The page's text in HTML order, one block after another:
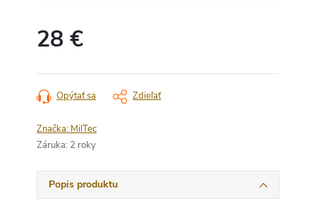
28 €
cena:
Opýtať sa Zdieľať
Značka: MilTec
Záruka: 2 roky
Popis produktu